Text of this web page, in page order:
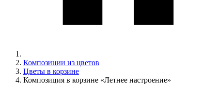
Композиции из цветов
Цветы в корзине
Композиция в корзине «Летнее настроение»